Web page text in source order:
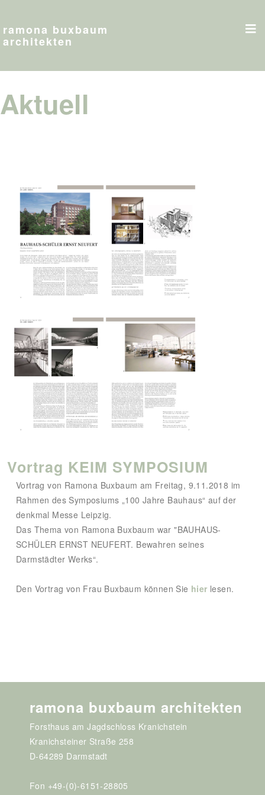
ramona buxbaum
architekten
Aktuell
Vortrag KEIM SYMPOSIUM
Vortrag von Ramona Buxbaum am Freitag, 9.11.2018 im
Rahmen des Symposiums „100 Jahre Bauhaus“ auf der
denkmal Messe Leipzig.
Das Thema von Ramona Buxbaum war "BAUHAUS-
SCHÜLER ERNST NEUFERT. Bewahren seines
Darmstädter Werks“.
Den Vortrag von Frau Buxbaum können Sie hier lesen.
ramona buxbaum architekten
Forsthaus am Jagdschloss Kranichstein
Kranichsteiner Straße 258
D-64289 Darmstadt
Fon +49-(0)-6151-28805